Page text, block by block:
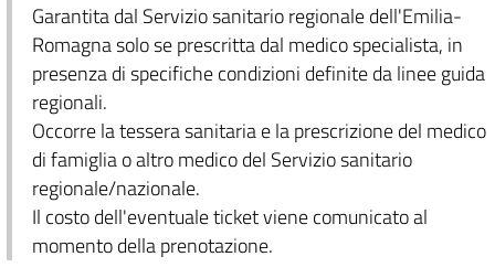
Garantita dal Servizio sanitario regionale dell'Emilia-
Romagna solo se prescritta dal medico specialista, in
presenza di specifiche condizioni definite da linee guida
regionali.
Occorre la tessera sanitaria e la prescrizione del medico
di famiglia o altro medico del Servizio sanitario
regionale/nazionale.
Il costo dell'eventuale ticket viene comunicato al
momento della prenotazione.